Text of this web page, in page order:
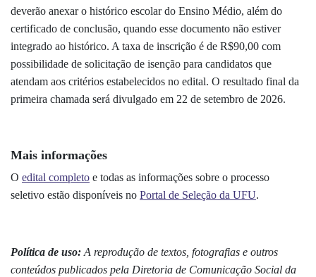
deverão anexar o histórico escolar do Ensino Médio, além do
certificado de conclusão, quando esse documento não estiver
integrado ao histórico. A taxa de inscrição é de R$90,00 com
possibilidade de solicitação de isenção para candidatos que
atendam aos critérios estabelecidos no edital. O resultado final da
primeira chamada será divulgado em 22 de setembro de 2026.
Mais informações
O edital completo e todas as informações sobre o processo
seletivo estão disponíveis no Portal de Seleção da UFU.
Política de uso: A reprodução de textos, fotografias e outros
conteúdos publicados pela Diretoria de Comunicação Social da